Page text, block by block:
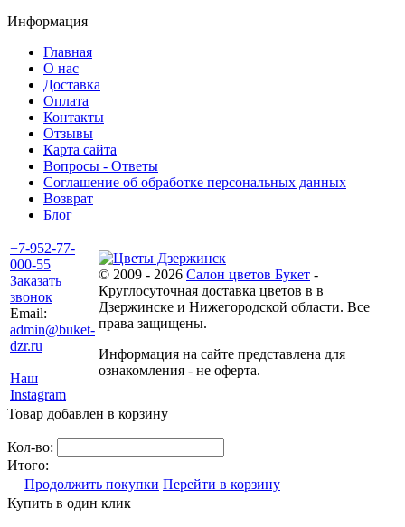
Информация
Главная
О нас
Доставка
Оплата
Контакты
Отзывы
Карта сайта
Вопросы - Ответы
Соглашение об обработке персональных данных
Возврат
Блог
+7-952-77-
000-55
Заказать
звонок
Email:
admin@buket-
dzr.ru
Наш
Instagram
© 2009 - 2026 Салон цветов Букет -
Круглосуточная доставка цветов в в
Дзержинске и Нижегородской области. Все
права защищены.
Информация на сайте представлена для
ознакомления - не оферта.
Товар добавлен в корзину
Кол-во:
Итого:
Продолжить покупки Перейти в корзину
Купить в один клик